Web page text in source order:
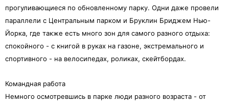
прогуливающиеся по обновленному парку. Одни даже провели
параллели с Центральным парком и Бруклин Бриджем Нью-
Йорка, где также есть много зон для самого разного отдыха:
спокойного - с книгой в руках на газоне, экстремального и
спортивного - на велосипедах, роликах, скейтбордах.
Командная работа
Немного осмотревшись в парке люди разного возраста - от